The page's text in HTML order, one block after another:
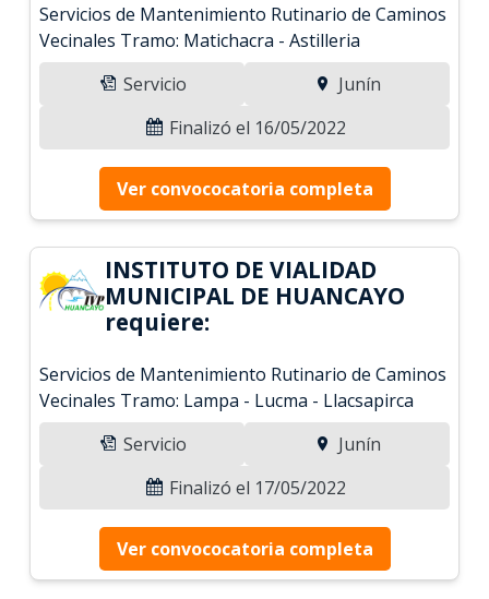
Servicios de Mantenimiento Rutinario de Caminos
Vecinales Tramo: Matichacra - Astilleria
Servicio
Junín
Finalizó el 16/05/2022
Ver convococatoria completa
INSTITUTO DE VIALIDAD
MUNICIPAL DE HUANCAYO
requiere:
Servicios de Mantenimiento Rutinario de Caminos
Vecinales Tramo: Lampa - Lucma - Llacsapirca
Servicio
Junín
Finalizó el 17/05/2022
Ver convococatoria completa